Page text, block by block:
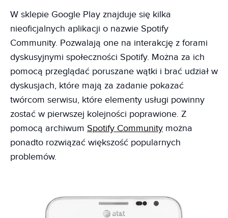
W sklepie Google Play znajduje się kilka
nieoficjalnych aplikacji o nazwie Spotify
Community. Pozwalają one na interakcję z forami
dyskusyjnymi społeczności Spotify. Można za ich
pomocą przeglądać poruszane wątki i brać udział w
dyskusjach, które mają za zadanie pokazać
twórcom serwisu, które elementy usługi powinny
zostać w pierwszej kolejności poprawione. Z
pomocą archiwum Spotify Community można
ponadto rozwiązać większość popularnych
problemów.